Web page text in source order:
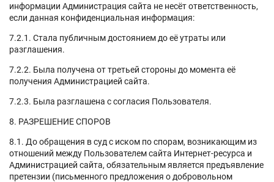
информации Администрация сайта не несёт ответственность,
если данная конфиденциальная информация:
7.2.1. Стала публичным достоянием до её утраты или
разглашения.
7.2.2. Была получена от третьей стороны до момента её
получения Администрацией сайта.
7.2.3. Была разглашена с согласия Пользователя.
8. РАЗРЕШЕНИЕ СПОРОВ
8.1. До обращения в суд с иском по спорам, возникающим из
отношений между Пользователем сайта Интернет-ресурса и
Администрацией сайта, обязательным является предъявление
претензии (письменного предложения о добровольном